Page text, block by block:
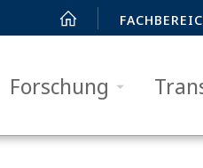
Forschung